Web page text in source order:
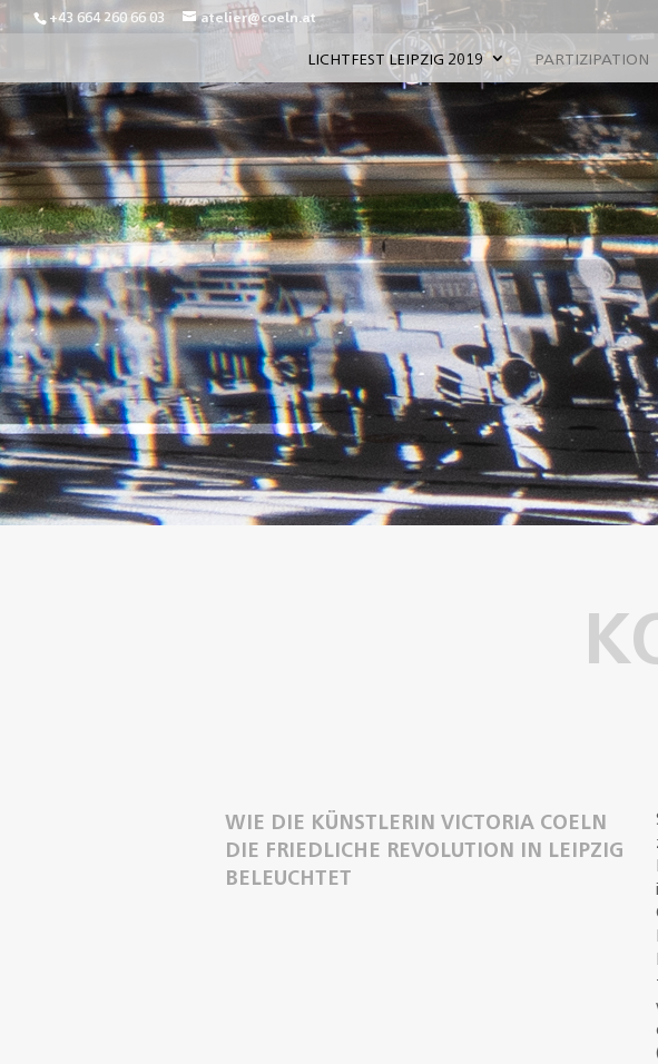
+43 664 260 66 03 atelier@coeln.at
LICHTFEST LEIPZIG 2019 PARTIZIPATION
WIE DIE KÜNSTLERIN VICTORIA COELN
DIE FRIEDLICHE REVOLUTION IN LEIPZIG
BELEUCHTET